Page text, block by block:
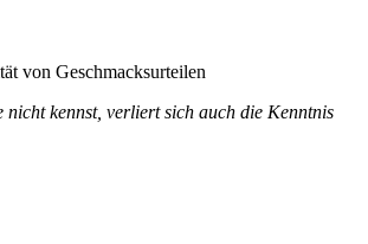
von Geschmacksurteilen
nicht kennst, verliert sich auch die Kenntnis